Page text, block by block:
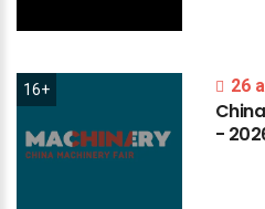
16+ 26
China
-